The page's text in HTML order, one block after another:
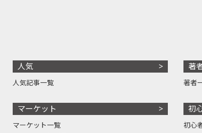
人気
人気記事一覧
マーケット
マーケット一覧
著
著者
初
初心